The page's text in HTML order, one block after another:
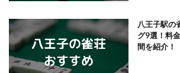
八王子駅の
グ9選！料
間を紹介！